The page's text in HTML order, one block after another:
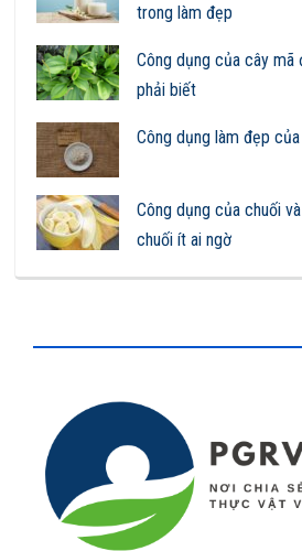
trong làm đẹp
Công dụng của cây
phải biết
Công dụng làm đẹp
Công dụng của chuối
chuối ít ai ngờ